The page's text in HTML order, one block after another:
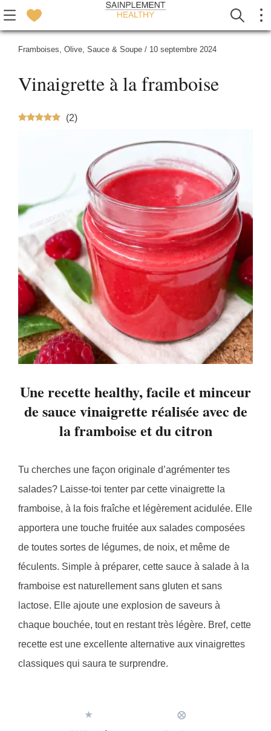
Framboises, Olive, Sauce & Soupe / 10 septembre 2024
Vinaigrette à la framboise
(2)
Une recette healthy, facile et minceur
de sauce vinaigrette réalisée avec de
la framboise et du citron
Tu cherches une façon originale d’agrémenter tes
salades? Laisse-toi tenter par cette vinaigrette la
framboise, à la fois fraîche et légèrement acidulée. Elle
apportera une touche fruitée aux salades composées
de toutes sortes de légumes, de noix, et même de
féculents. Simple à préparer, cette sauce à salade à la
framboise est naturellement sans gluten et sans
lactose. Elle ajoute une explosion de saveurs à
chaque bouchée, tout en restant très légère. Bref, cette
recette est une excellente alternative aux vinaigrettes
classiques qui saura te surprendre.
★
⨂